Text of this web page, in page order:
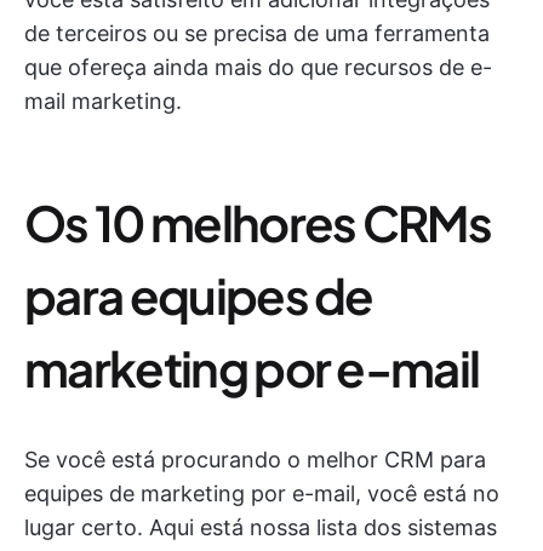
de terceiros ou se precisa de uma ferramenta
que ofereça ainda mais do que recursos de e-
mail marketing.
Os 10 melhores CRMs
para equipes de
marketing por e-mail
Se você está procurando o melhor CRM para
equipes de marketing por e-mail, você está no
lugar certo. Aqui está nossa lista dos sistemas